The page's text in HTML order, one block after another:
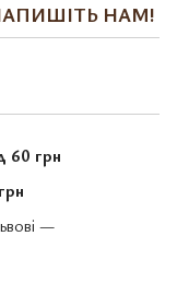
НАМ!
60 грн
—